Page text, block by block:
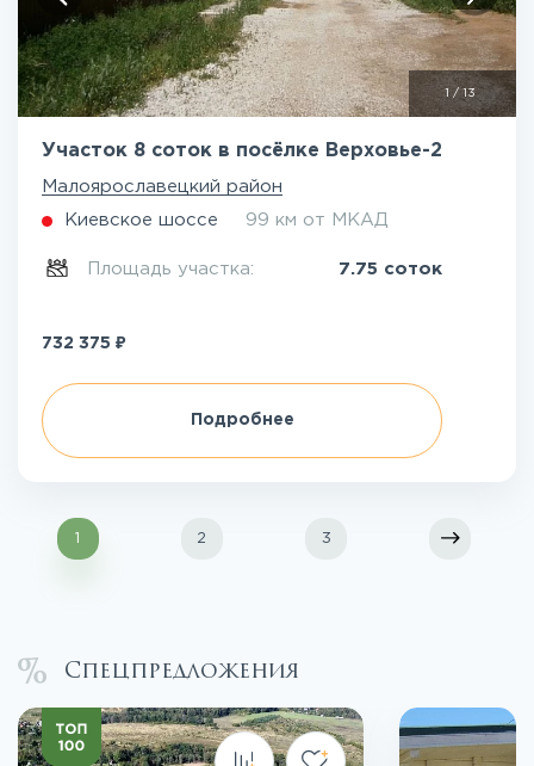
1 / 13
Участок 8 соток в посёлке Верховье-2
Малоярославецкий район
Киевское шоссе 99 км от МКАД
Площадь участка: 7.75 соток
732 375 ₽
Подробнее
1 2 3
Спецпредложения